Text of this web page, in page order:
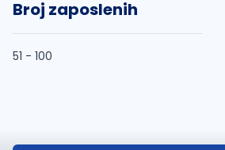
Broj zaposlenih
51 - 100